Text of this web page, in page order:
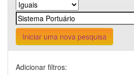
Iniciar uma nova pesquisa
Adicionar filtros: